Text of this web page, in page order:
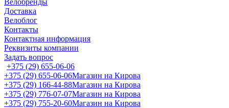
Велобренды
Доставка
Велоблог
Контакты
Контактная информация
Реквизиты компании
Задать вопрос
+375 (29) 655-06-06
+375 (29) 655-06-06Магазин на Кирова
+375 (29) 166-44-88Магазин на Кирова
+375 (29) 776-07-07Магазин на Кирова
+375 (29) 755-20-60Магазин на Кирова